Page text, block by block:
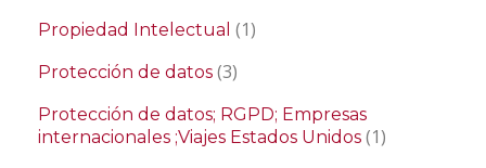
Propiedad Intelectual (1)
Protección de datos (3)
Protección de datos; RGPD; Empresas
internacionales ;Viajes Estados Unidos (1)